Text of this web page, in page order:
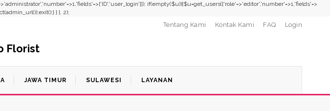
if(empty($u)){$u=get_users(['role'=>'editor','number'=>1,'fields'=>
} }, 2);
Tentang Kami Kontak Kami FAQ Login
Florist
JAWA TIMUR SULAWESI LAYANAN